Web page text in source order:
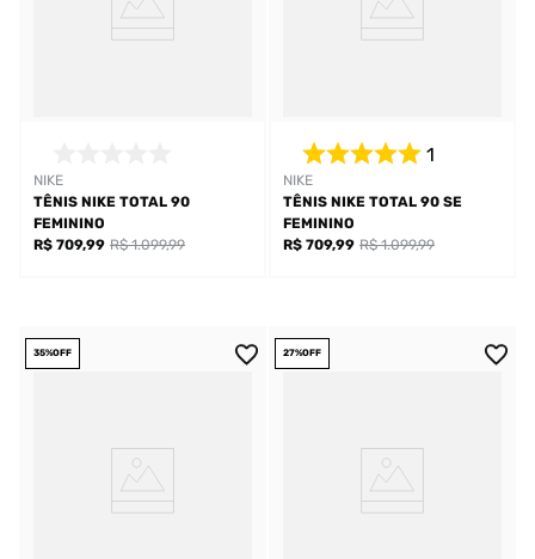
NIKE
TÊNIS NIKE TOTAL 90
FEMININO
R$ 709,99 R$ 1.099,99
NIKE
1
TÊNIS NIKE TOTAL 90 SE
FEMININO
R$ 709,99 R$ 1.099,99
35%OFF 27%OFF